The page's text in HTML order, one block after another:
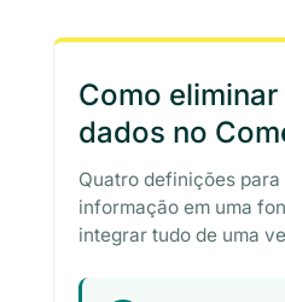
Como
dados no
Quatro definições
informação em uma
integrar tudo de uma